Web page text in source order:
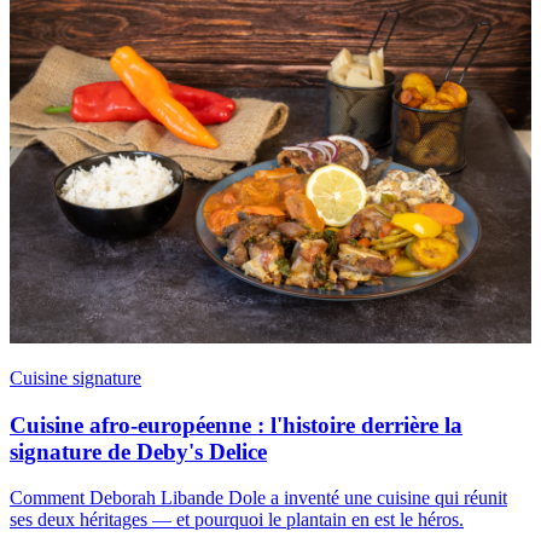
Cuisine signature
Cuisine afro-européenne : l'histoire derrière la
signature de Deby's Delice
Comment Deborah Libande Dole a inventé une cuisine qui réunit
ses deux héritages — et pourquoi le plantain en est le héros.